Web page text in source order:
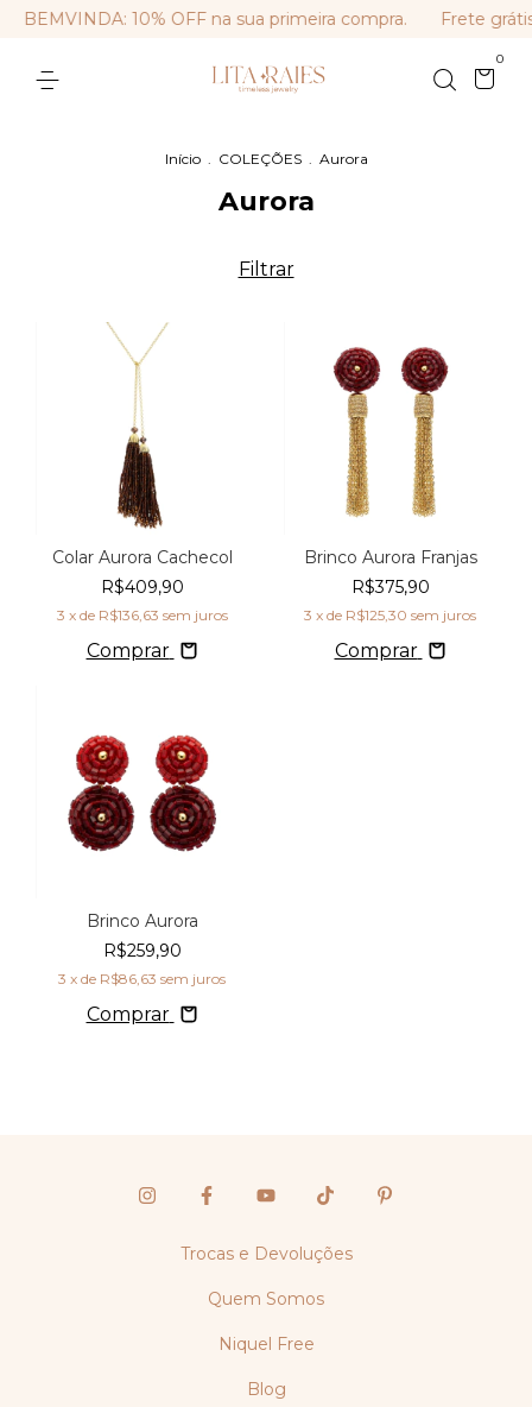
BEMVINDA: 10% OFF na sua primeira compra. Frete
0
Início . COLEÇÕES . Aurora
Aurora
Filtrar
Colar Aurora Cachecol
R$409,90
3 x de R$136,63 sem juros
Comprar
Brinco Aurora Franjas
R$375,90
3 x de R$125,30 sem juros
Comprar
Brinco Aurora
R$259,90
3 x de R$86,63 sem juros
Comprar
Trocas e Devoluções
Quem Somos
Niquel Free
Blog